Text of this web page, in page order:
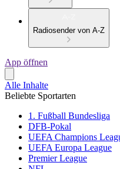
Radiosender von A-Z
App öffnen
Alle Inhalte
Beliebte Sportarten
1. Fußball Bundesliga
DFB-Pokal
UEFA Champions
UEFA Europa League
Premier League